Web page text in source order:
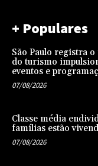
+ Populares
São Paulo registra
do turismo
eventos e
07/08/2026
Classe média
famílias estão
07/08/2026